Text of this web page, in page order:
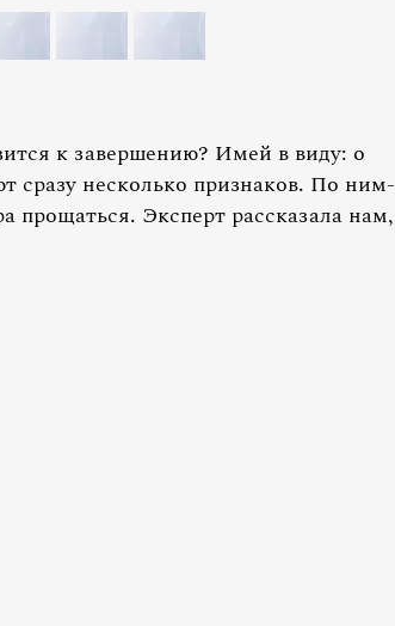
к завершению? Имей в виду: о
сразу несколько признаков. По ним-
прощаться. Эксперт рассказала нам,